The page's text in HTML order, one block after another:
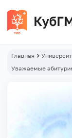
Главная
Уважаемые